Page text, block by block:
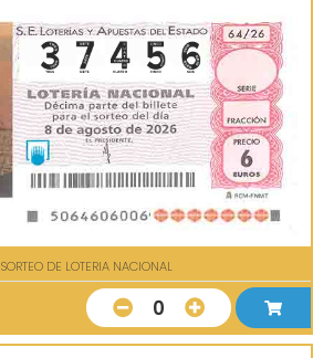
SORTEO DE LOTERIA NACIONAL
0